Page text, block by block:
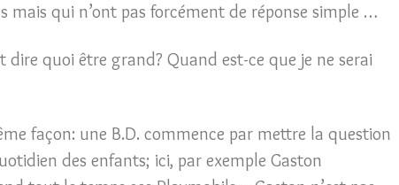
mais qui n’ont pas forcément de réponse simple …
dire quoi être grand? Quand est-ce que je ne serai
façon: une B.D. commence par mettre la question
des enfants; ici, par exemple Gaston